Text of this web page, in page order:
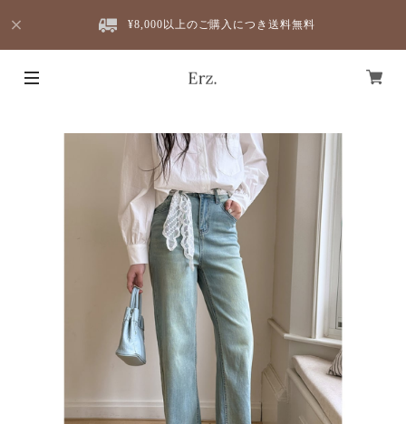
¥8,000以上のご購入につき送料無料